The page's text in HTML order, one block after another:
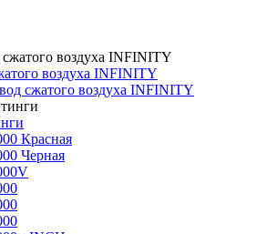
воздуха INFINITY
сжатого воздуха INFINITY
Красная
Черная